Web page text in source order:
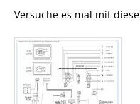
Versuche es mal mit